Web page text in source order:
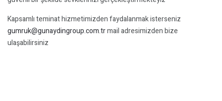
Kapsamlı teminat hizmetimizden faydalanmak isterseniz
gumruk@gunaydingroup.com.trmail adresimizden bize
ulaşabilirsiniz